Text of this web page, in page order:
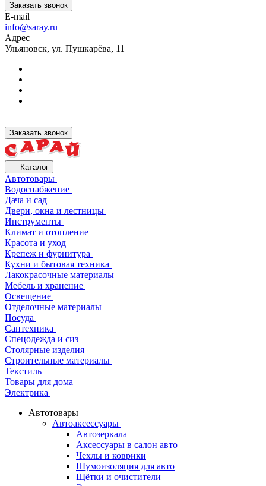
Заказать звонок
E-mail
info@saray.ru
Адрес
Ульяновск, ул. Пушкарёва, 11
Заказать звонок
Каталог
Автотовары
Водоснабжение
Дача и сад
Двери, окна и лестницы
Инструменты
Климат и отопление
Красота и уход
Крепеж и фурнитура
Кухни и бытовая техника
Лакокрасочные материалы
Мебель и хранение
Освещение
Отделочные материалы
Посуда
Сантехника
Спецодежда и сиз
Столярные изделия
Строительные материалы
Текстиль
Товары для дома
Электрика
Автотовары
Автоаксессуары
Автозеркала
Аксессуары в салон авто
Чехлы и коврики
Шумоизоляция для авто
Щётки и очистители